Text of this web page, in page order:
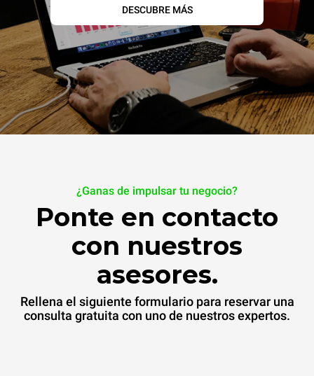
DESCUBRE MÁS
¿Ganas de impulsar tu negocio?
Ponte en contacto
con nuestros
asesores.
Rellena el siguiente formulario para reservar una
consulta gratuita con uno de nuestros expertos.